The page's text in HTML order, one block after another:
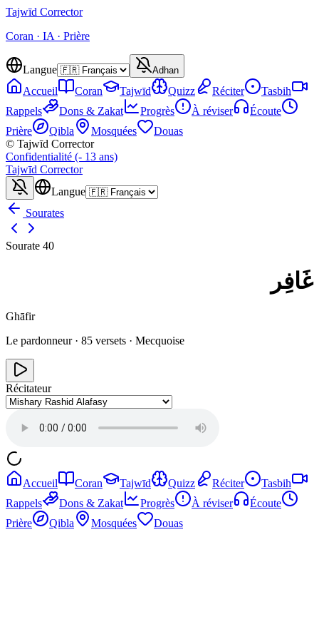
Tajwīd Corrector
Coran · IA · Prière
Langue Adhan
Accueil Coran Tajwīd Quizz Réciter
Tasbih
Rappels
Dons & Zakat Progrès À réviser
Écoute
Prière
Qibla Mosquées
Douas
© Tajwīd Corrector
Confidentialité (- 13 ans)
Tajwīd Corrector
Langue
Sourates
Sourate 40
غَافِر
Ghāfir
Le pardonneur· 85 versets · Mecquoise
Récitateur
Accueil Coran Tajwīd Quizz Réciter
Tasbih
Rappels
Dons & Zakat Progrès À réviser
Écoute
Prière
Qibla Mosquées Douas